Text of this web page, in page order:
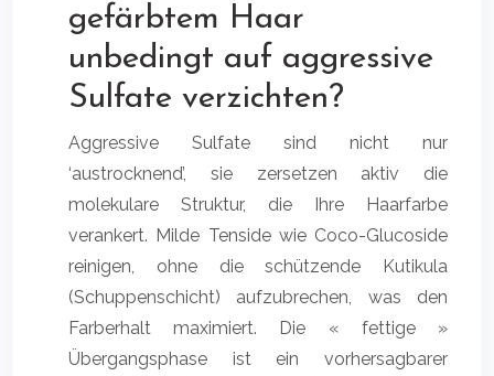
gefärbtem Haar
unbedingt auf aggressive
Sulfate verzichten?
Aggressive Sulfate sind nicht nur
‘austrocknend’, sie zersetzen aktiv die
molekulare Struktur, die Ihre Haarfarbe
verankert. Milde Tenside wie Coco-Glucoside
reinigen, ohne die schützende Kutikula
(Schuppenschicht) aufzubrechen, was den
Farberhalt maximiert. Die « fettige »
Übergangsphase ist ein vorhersagbarer